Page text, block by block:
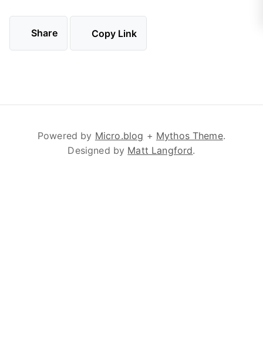
Share Copy Link
Powered by Micro.blog + Mythos Theme.
Designed by Matt Langford.